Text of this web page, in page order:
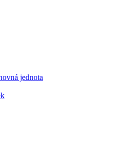
jednota